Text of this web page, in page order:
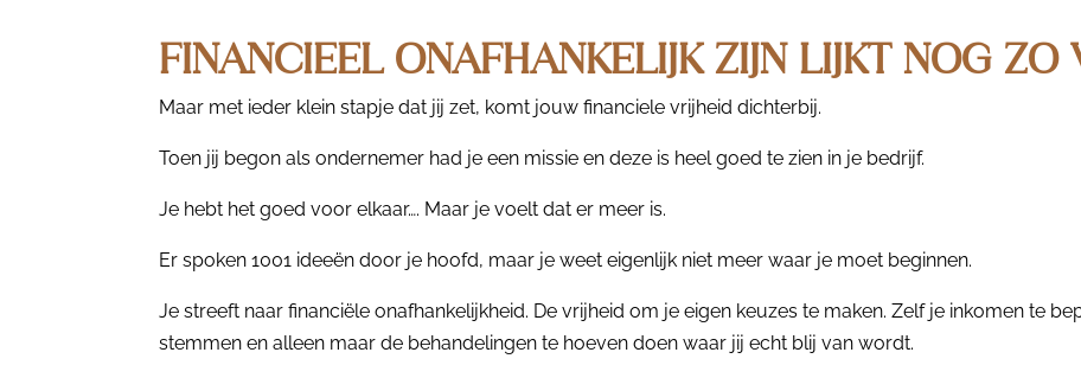
FINANCIEEL ONAFHANKELIJK ZIJN LIJKT NOG ZO
Maar met ieder klein stapje dat jij zet, komt jouw financiele vrijheid dichterbij.
Toen jij begon als ondernemer had je een missie en deze is heel goed te zien in je bedrijf.
Je hebt het goed voor elkaar…. Maar je voelt dat er meer is.
Er spoken 1001 ideeën door je hoofd, maar je weet eigenlijk niet meer waar je moet beginnen.
Je streeft naar financiële onafhankelijkheid. De vrijheid om je eigen keuzes te maken. Zelf je inkomen te
stemmen en alleen maar de behandelingen te hoeven doen waar jij echt blij van wordt.